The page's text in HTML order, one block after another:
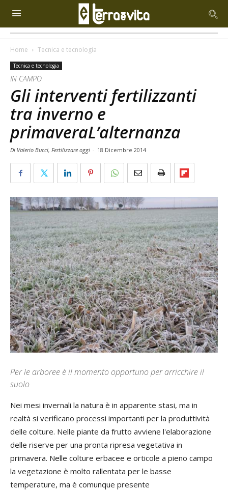
Home Tecnica e tecnologia
Tecnica e tecnologia
IN CAMPO
Gli interventi fertilizzanti
tra inverno e
primaveraL’alternanza
Di Valerio Bucci, Fertilizzare oggi - 18 Dicembre 2014
Per le arboree è il momento opportuno per arricchire il
suolo
Nei mesi invernali la natura è in apparente stasi, ma in
realtà si verificano processi importanti per la produttività
delle colture. Nelle piante da frutto avviene l'elaborazione
delle riserve per una pronta ripresa vegetativa in
primavera. Nelle colture erbacee e orticole a pieno campo
la vegetazione è molto rallentata per le basse
temperature, ma è comunque presente